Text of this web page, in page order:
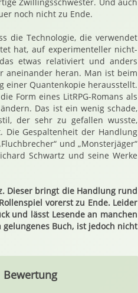
noch nicht zu Ende.
die Technologie, die verwendet
hat, auf experimenteller nicht-
etwas relativiert und anders
aneinander heran. Man ist beim
einer Quantenkopie herausstellt.
Form eines LitRPG-Romans als
Das ist ein wenig schade,
der sehr zu gefallen wusste,
Gespaltenheit der Handlung
und „Monsterjäger“
Schwartz und seine Werke
Dieser bringt die Handlung rund
vorerst zu Ende. Leider
und lässt Lesende an manchen
Buch, ist jedoch nicht
Bewertung